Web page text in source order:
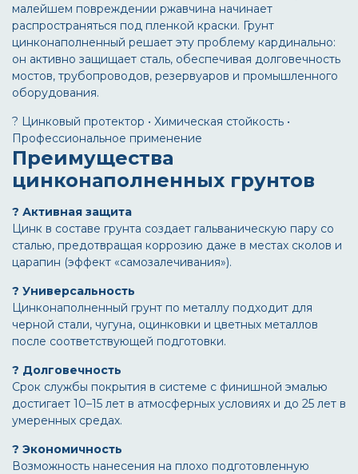
малейшем повреждении ржавчина начинает
распространяться под пленкой краски. Грунт
цинконаполненный решает эту проблему кардинально:
он активно защищает сталь, обеспечивая долговечность
мостов, трубопроводов, резервуаров и промышленного
оборудования.
?️ Цинковый протектор • Химическая стойкость •
Профессиональное применение
Преимущества
цинконаполненных грунтов
? Активная защита
Цинк в составе грунта создает гальваническую пару со
сталью, предотвращая коррозию даже в местах сколов и
царапин (эффект «самозалечивания»).
? Универсальность
Цинконаполненный грунт по металлу подходит для
черной стали, чугуна, оцинковки и цветных металлов
после соответствующей подготовки.
? Долговечность
Срок службы покрытия в системе с финишной эмалью
достигает 10–15 лет в атмосферных условиях и до 25 лет в
умеренных средах.
? Экономичность
Возможность нанесения на плохо подготовленную